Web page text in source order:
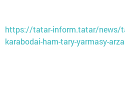
https://tatar-inform.tatar/news/
karabodai-ham-tary-yarmasy-